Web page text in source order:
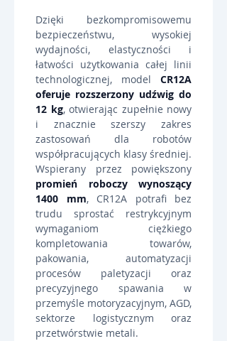
Dzięki bezkompromisowemu
bezpieczeństwu, wysokiej
wydajności, elastyczności i
łatwości użytkowania całej linii
technologicznej, model CR12A
oferuje rozszerzony udźwig do
12 kg, otwierając zupełnie nowy
i znacznie szerszy zakres
zastosowań dla robotów
współpracujących klasy średniej.
promień roboczy wynoszący
1400 mm, CR12A potrafi bez
trudu sprostać restrykcyjnym
wymaganiom ciężkiego
kompletowania towarów,
pakowania, automatyzacji
procesów paletyzacji oraz
precyzyjnego spawania w
przemyśle motoryzacyjnym, AGD,
sektorze logistycznym oraz
przetwórstwie metali.